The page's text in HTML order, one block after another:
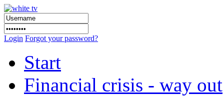
Login Forgot your password?
Start
Financial crisis - way out